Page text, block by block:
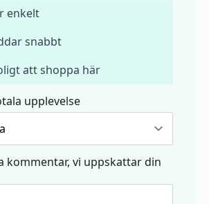
enkelt
snabbt
att shoppa här
upplevelse
kommentar, vi uppskattar din